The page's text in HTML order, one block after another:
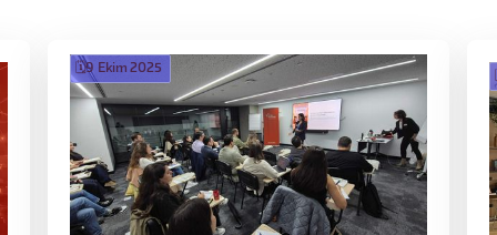
🗓️9 Ekim 2025